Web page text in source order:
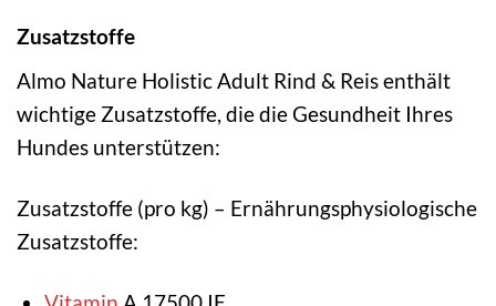
Zusatzstoffe
Almo Nature Holistic Adult Rind & Reis enthält
wichtige Zusatzstoffe, die die Gesundheit Ihres
Hundes unterstützen:
Zusatzstoffe (pro kg) – Ernährungsphysiologische
Zusatzstoffe: